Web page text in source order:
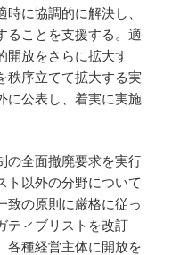
に協調的に解決し、
ることを支援する。適
開放をさらに拡大す
秩序立てて拡大する実
に公表し、着実に実施
の全面撤廃要求を実行
ト以外の分野について
致の原則に厳格に従っ
ティブリストを改訂
各種経営主体に開放を